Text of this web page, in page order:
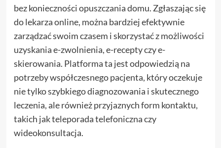
bez konieczności opuszczania domu. Zgłaszając się
do lekarza online, można bardziej efektywnie
zarządzać swoim czasem i skorzystać z możliwości
uzyskania e-zwolnienia, e-recepty czy e-
skierowania. Platforma ta jest odpowiedzią na
potrzeby współczesnego pacjenta, który oczekuje
nie tylko szybkiego diagnozowania i skutecznego
leczenia, ale również przyjaznych form kontaktu,
takich jak teleporada telefoniczna czy
wideokonsultacja.